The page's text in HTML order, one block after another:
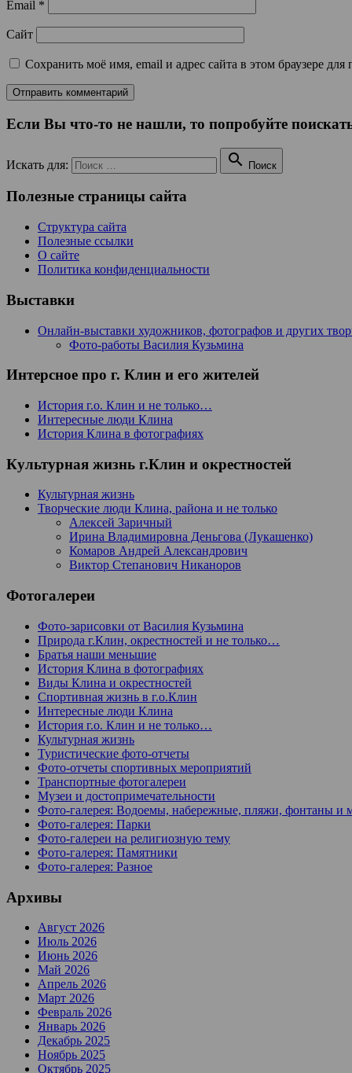
Email *
Сайт
Сохранить моё имя, email и адрес сайта в этом браузере
Если Вы что-то не нашли, то попробуйте
Искать для:  Поиск
Полезные страницы сайта
Структура сайта
Полезные ссылки
О сайте
Политика конфиденциальности
Выставки
Онлайн-выставки художников, фотографов и других
Фото-работы Василия Кузьмина
Интерсное про г. Клин и его жителей
История г.о. Клин и не только…
Интересные люди Клина
История Клина в фотографиях
Культурная жизнь г.Клин и окрестностей
Культурная жизнь
Творческие люди Клина, района и не только
Алексей Заричный
Ирина Владимировна Деньгова (Лукашенко)
Комаров Андрей Александрович
Виктор Степанович Никаноров
Фотогалереи
Фото-зарисовки от Василия Кузьмина
Природа г.Клин, окрестностей и не только…
Братья наши меньшие
История Клина в фотографиях
Виды Клина и окрестностей
Спортивная жизнь в г.о.Клин
Интересные люди Клина
История г.о. Клин и не только…
Культурная жизнь
Туристические фото-отчеты
Фото-отчеты спортивных мероприятий
Транспортные фотогалереи
Музеи и достопримечательности
Фото-галерея: Водоемы, набережные, пляжи, фонтаны и
Фото-галерея: Парки
Фото-галереи на религиозную тему
Фото-галерея: Памятники
Фото-галерея: Разное
Архивы
Август 2026
Июль 2026
Июнь 2026
Май 2026
Апрель 2026
Март 2026
Февраль 2026
Январь 2026
Декабрь 2025
Ноябрь 2025
Октябрь 2025